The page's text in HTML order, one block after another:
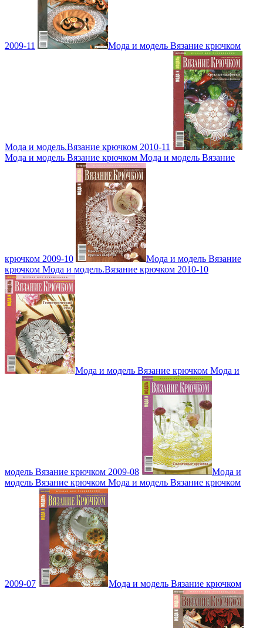
2009-11 Мода и модель Вязание крючком
Мода и модель.Вязание крючком 2010-11
Мода и модель Вязание крючком Мода и модель Вязание
крючком 2009-10
Мода и модель Вязание
крючком Мода и модель.Вязание крючком 2010-10
Мода и модель Вязание крючком Мода и
модель Вязание крючком 2009-08
Мода и
модель Вязание крючком Мода и модель Вязание крючком
2009-07 Мода и модель Вязание крючком